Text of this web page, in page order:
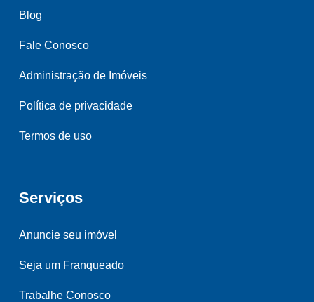
Blog
Fale Conosco
Administração de Imóveis
Política de privacidade
Termos de uso
Serviços
Anuncie seu imóvel
Seja um Franqueado
Trabalhe Conosco